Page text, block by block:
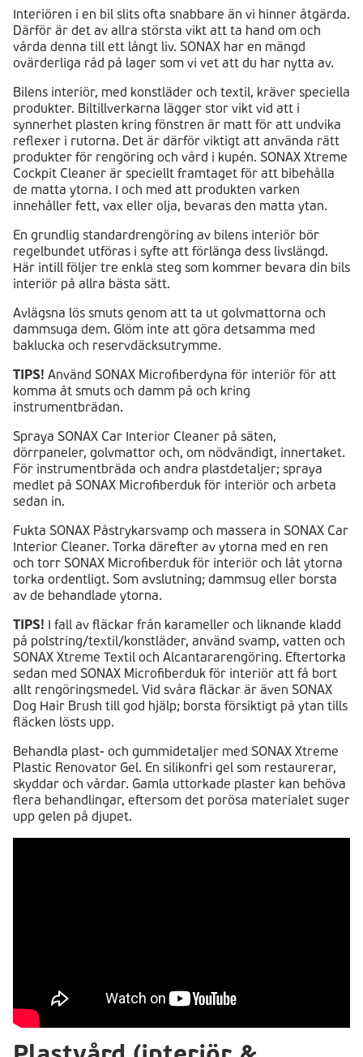
Interiören i en bil slits ofta snabbare än vi hinner åtgärda.
Därför är det av allra största vikt att ta hand om och
vårda denna till ett långt liv. SONAX har en mängd
ovärderliga råd på lager som vi vet att du har nytta av.
Bilens interiör, med konstläder och textil, kräver speciella
produkter. Biltillverkarna lägger stor vikt vid att i
synnerhet plasten kring fönstren är matt för att undvika
reflexer i rutorna. Det är därför viktigt att använda rätt
produkter för rengöring och vård i kupén. SONAX Xtreme
Cockpit Cleaner är speciellt framtaget för att bibehålla
de matta ytorna. I och med att produkten varken
innehåller fett, vax eller olja, bevaras den matta ytan.
En grundlig standardrengöring av bilens interiör bör
regelbundet utföras i syfte att förlänga dess livslängd.
Här intill följer tre enkla steg som kommer bevara din bils
interiör på allra bästa sätt.
Avlägsna lös smuts genom att ta ut golvmattorna och
dammsuga dem. Glöm inte att göra detsamma med
baklucka och reservdäcksutrymme.
TIPS! Använd SONAX Microfiberdyna för interiör för att
komma åt smuts och damm på och kring
instrumentbrädan.
Spraya SONAX Car Interior Cleaner på säten,
dörrpaneler, golvmattor och, om nödvändigt, innertaket.
För instrumentbräda och andra plastdetaljer; spraya
medlet på SONAX Microfiberduk för interiör och arbeta
sedan in.
Fukta SONAX Påstrykarsvamp och massera in SONAX Car
Interior Cleaner. Torka därefter av ytorna med en ren
och torr SONAX Microfiberduk för interiör och låt ytorna
torka ordentligt. Som avslutning; dammsug eller borsta
av de behandlade ytorna.
TIPS! I fall av fläckar från karameller och liknande kladd
på polstring/textil/konstläder, använd svamp, vatten och
SONAX Xtreme Textil och Alcantararengöring. Eftertorka
sedan med SONAX Microfiberduk för interiör att få bort
allt rengöringsmedel. Vid svåra fläckar är även SONAX
Dog Hair Brush till god hjälp; borsta försiktigt på ytan tills
fläcken lösts upp.
Behandla plast- och gummidetaljer med SONAX Xtreme
Plastic Renovator Gel. En silikonfri gel som restaurerar,
skyddar och vårdar. Gamla uttorkade plaster kan behöva
flera behandlingar, eftersom det porösa materialet suger
upp gelen på djupet.